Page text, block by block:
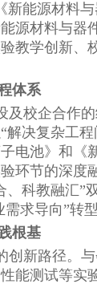
新能源材料
源材料与器
教学创新、
体系
及校企合作
决复杂工
电池》和《
环节的深度
科教融汇”
求导向”转型
根基
创新路径。
能测试等实